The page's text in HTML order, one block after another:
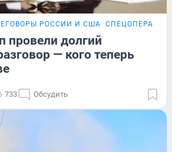
РОССИИ И США
провели долгий
— кого теперь
733 Обсудить